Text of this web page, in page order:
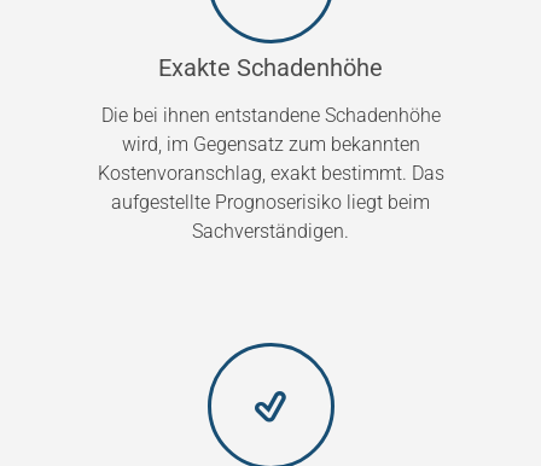
Exakte Schadenhöhe
Die bei ihnen entstandene Schadenhöhe
wird, im Gegensatz zum bekannten
Kostenvoranschlag, exakt bestimmt. Das
aufgestellte Prognoserisiko liegt beim
Sachverständigen.